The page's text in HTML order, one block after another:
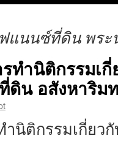
แนนซ์ที่ดิน พระ
ทำนิติกรรมเ
ดิน อสังหาริม
ำนิติกรรมเกี่ย